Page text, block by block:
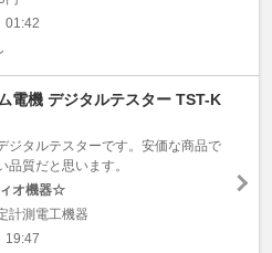
01:42
電機 デジタルテスター TST-K
ジタルテスターです。安価な商品で
品質だと思います。
オ機器☆
計測電工機器
19:47